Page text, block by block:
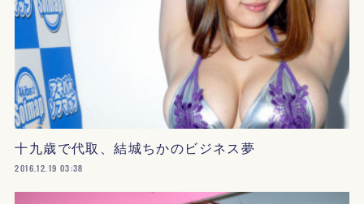
十九歳で代取、結城ちかのビジネス夢
2016.12.19 03:38